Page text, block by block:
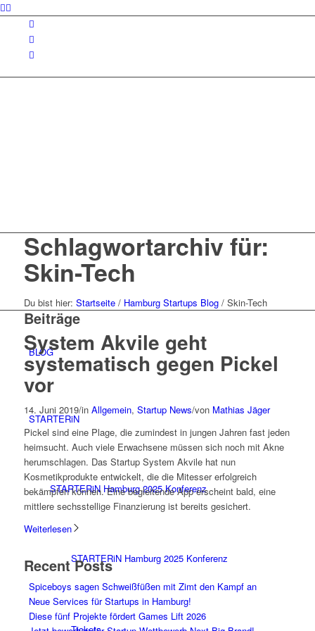
BLOG
STARTERiN
STARTERiN Hamburg 2025 Konferenz
STARTERiN Hamburg 2025 Konferenz
Schlagwortarchiv für:
Skin-Tech
Du bist hier: Startseite / Hamburg Startups Blog / Skin-Tech
Beiträge
System Akvile geht
systematisch gegen Pickel
vor
14. Juni 2019/in Allgemein, Startup News/von Mathias Jäger
Pickel sind eine Plage, die zumindest in jungen Jahren fast jeden
heimsucht. Auch viele Erwachsene müssen sich noch mit Akne
herumschlagen. Das Startup System Akvile hat nun
Kosmetikprodukte entwickelt, die die Mitesser erfolgreich
bekämpfen können. Eine begleitende App erscheint bald, eine
mittlere sechsstellige Finanzierung ist bereits gesichert.
Weiterlesen
Recent Posts
Spiceboys sagen Schweißfüßen mit Zimt den Kampf an
Neue Services für Startups in Hamburg!
Diese fünf Projekte fördert Games Lift 2026